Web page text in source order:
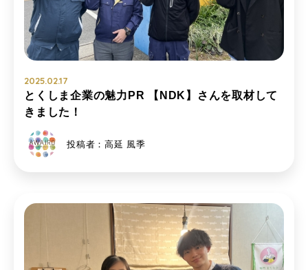
2025.02.17
とくしま企業の魅力PR 【NDK】さんを取材して
きました！
投稿者：高延 風季